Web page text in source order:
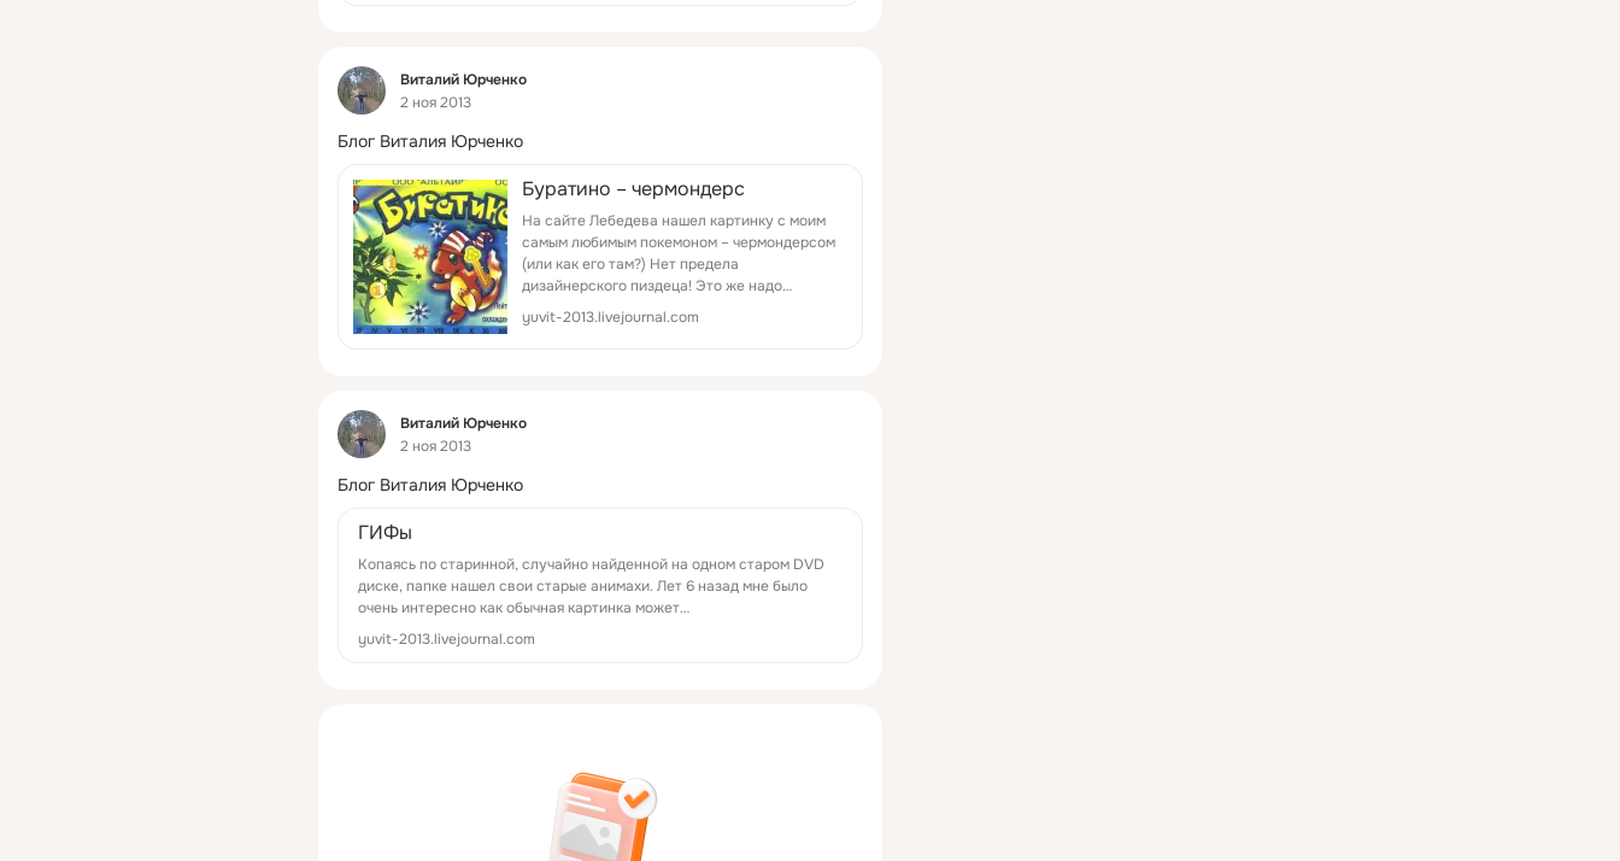
Фид
Виталий Юрченко
2 ноя 2013
Блог Виталия Юрченко
Буратино – чермондерс
На сайте Лебедева нашел картинку с моим
самым любимым покемоном – чермондерсом
(или как его там?) Нет предела
дизайнерского пиздеца! Это же надо
прихуячить…
yuvit-2013.livejournal.com
Фид
Виталий Юрченко
2 ноя 2013
Блог Виталия Юрченко
ГИФы
Копаясь по старинной, случайно найденной на одном старом DVD
диске, папке нашел свои старые анимахи. Лет 6 назад мне было
очень интересно как обычная картинка может…
yuvit-2013.livejournal.com